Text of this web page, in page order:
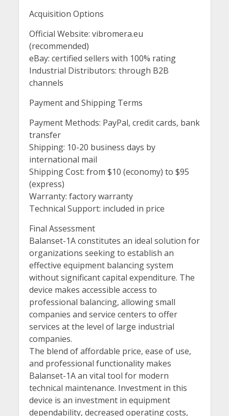
Acquisition Options
Official Website: vibromera.eu
(recommended)
eBay: certified sellers with 100% rating
Industrial Distributors: through B2B
channels
Payment and Shipping Terms
Payment Methods: PayPal, credit cards, bank
transfer
Shipping: 10-20 business days by
international mail
Shipping Cost: from $10 (economy) to $95
(express)
Warranty: factory warranty
Technical Support: included in price
Final Assessment
Balanset-1A constitutes an ideal solution for
organizations seeking to establish an
effective equipment balancing system
without significant capital expenditure. The
device makes accessible access to
professional balancing, allowing small
companies and service centers to offer
services at the level of large industrial
companies.
The blend of affordable price, ease of use,
and professional functionality makes
Balanset-1A an vital tool for modern
technical maintenance. Investment in this
device is an investment in equipment
dependability, decreased operating costs,